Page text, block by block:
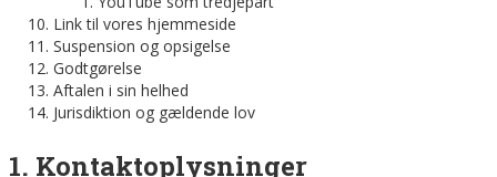
Link til vores hjemmeside
Suspension og opsigelse
Godtgørelse
Aftalen i sin helhed
Jurisdiktion og gældende lov
1. Kontaktoplysninger